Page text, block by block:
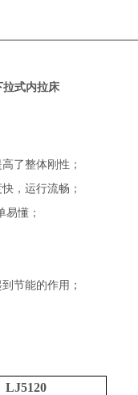
拉式内拉床
了整体刚性 ；
，运行流畅 ；
易懂 ；
节能的作用 ；
LJ5120